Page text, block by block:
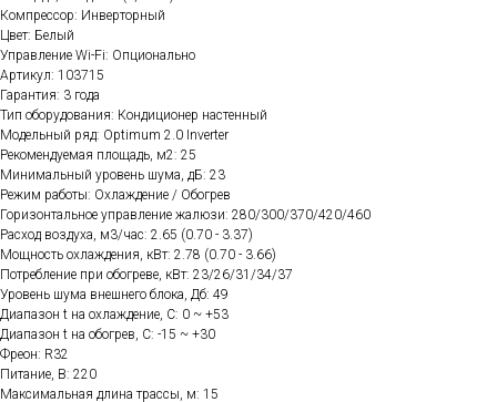
Компрессор: Инверторный
Цвет: Белый
Управление Wi-Fi: Опционально
Артикул: 103715
Гарантия: 3 года
Тип оборудования: Кондиционер настенный
Модельный ряд: Optimum 2.0 Inverter
Рекомендуемая площадь, м2: 25
Минимальный уровень шума, дБ: 23
Режим работы: Охлаждение / Обогрев
Горизонтальное управление жалюзи: 280/300/370/420/460
Расход воздуха, м3/час: 2.65 (0.70 - 3.37)
Мощность охлаждения, кВт: 2.78 (0.70 - 3.66)
Потребление при обогреве, кВт: 23/26/31/34/37
Уровень шума внешнего блока, Дб: 49
Диапазон t на охлаждение, C: 0 ~ +53
Диапазон t на обогрев, C: -15 ~ +30
Фреон: R32
Питание, В: 220
Максимальная длина трассы, м: 15